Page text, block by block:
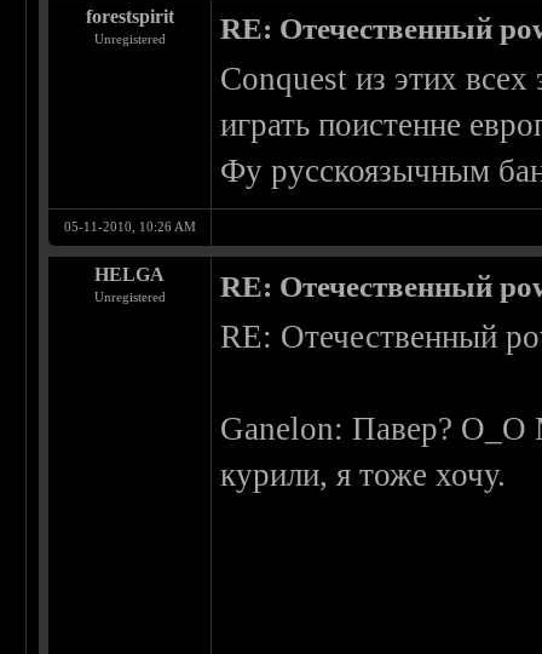
forestspirit
Unregistered RE: Отечественный
Conquest из этих всех
играть поистенне
Фу русскоязычным
05-11-2010, 10:26 AM
HELGA
Unregistered RE: Отечественный
RE: Отечественный
Ganelon: Павер? О_О
курили, я тоже хочу.